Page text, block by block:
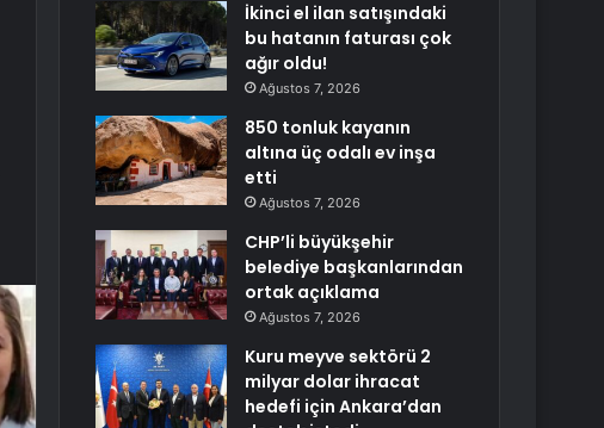
İkinci el ilan satışındaki
bu hatanın faturası çok
ağır oldu!
Ağustos 7, 2026
850 tonluk kayanın
altına üç odalı ev inşa
etti
Ağustos 7, 2026
CHP’li büyükşehir
belediye başkanlarından
ortak açıklama
Ağustos 7, 2026
Kuru meyve sektörü 2
milyar dolar ihracat
hedefi için Ankara’dan